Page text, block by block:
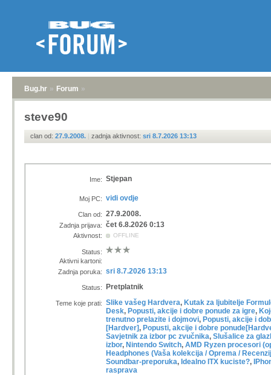
Bug.hr » Forum »
steve90
clan od: 27.9.2008. | zadnja aktivnost: sri 8.7.2026 13:13
Ime: Stjepan
Moj PC: vidi ovdje
Clan od: 27.9.2008.
Zadnja prijava: čet 6.8.2026 0:13
Aktivnost: OFFLINE
Status:
Aktivni kartoni:
Zadnja poruka: sri 8.7.2026 13:13
Status: Pretplatnik
Teme koje prati: Slike vašeg Hardvera, Kutak za ljubitelje
Desk, Popusti, akcije i dobre ponude za igre,
trenutno prelazite i dojmovi, Popusti, akcije i
[Hardver], Popusti, akcije i dobre
Savjetnik za izbor pc zvučnika, Slušalice za
izbor, Nintendo Switch, AMD Ryzen procesori
Headphones (Vaša kolekcija / Oprema /
Soundbar-preporuka, Idealno ITX kuciste?,
rasprava